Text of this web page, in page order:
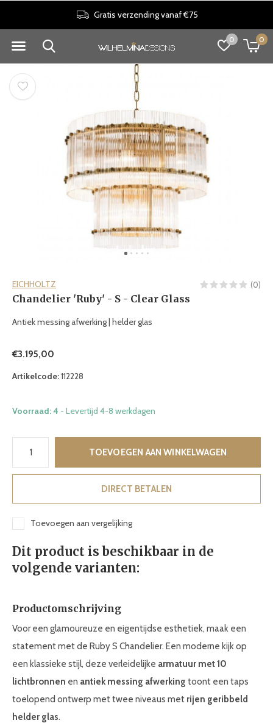
0 0
Gratis verzending vanaf €75
EICHHOLTZ (0)
Chandelier 'Ruby' - S - Clear Glass
Antiek messing afwerking | helder glas
€3.195,00
Artikelcode:112228
Voorraad: 4 - Levertijd 4-8 werkdagen
TOEVOEGEN AAN WINKELWAGEN
DIRECT BETALEN
Toevoegen aan vergelijking
Dit product is beschikbaar in de
volgende varianten:
Productomschrijving
Voor een glamoureuze en eigentijdse esthetiek, maak een
statement met de Ruby S Chandelier. Een moderne kijk op
een klassieke stijl, deze verleidelijke armatuur met 10
lichtbronnen en antiek messing afwerking toont een taps
toelopend ontwerp met twee niveaus met rijen geribbeld
helder glas.